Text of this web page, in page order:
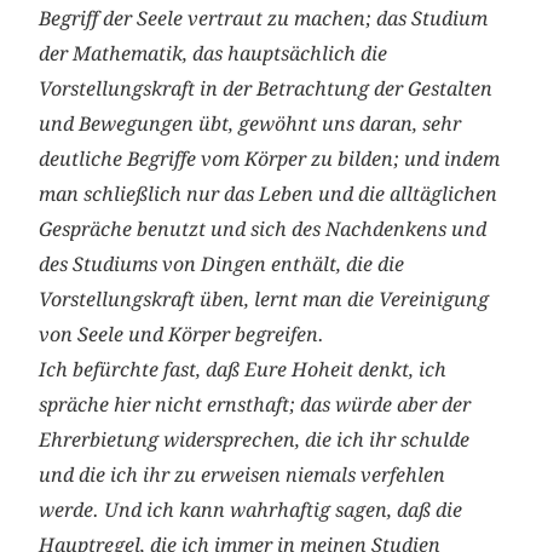
Begriff der Seele vertraut zu machen; das Studium
der Mathematik, das hauptsächlich die
Vorstellungskraft in der Betrachtung der Gestalten
und Bewegungen übt, gewöhnt uns daran, sehr
deutliche Begriffe vom Körper zu bilden; und indem
man schließlich nur das Leben und die alltäglichen
Gespräche benutzt und sich des Nachdenkens und
des Studiums von Dingen enthält, die die
Vorstellungskraft üben, lernt man die Vereinigung
von Seele und Körper begreifen.
Ich befürchte fast, daß Eure Hoheit denkt, ich
spräche hier nicht ernsthaft; das würde aber der
Ehrerbietung widersprechen, die ich ihr schulde
und die ich ihr zu erweisen niemals verfehlen
werde. Und ich kann wahrhaftig sagen, daß die
Hauptregel, die ich immer in meinen Studien